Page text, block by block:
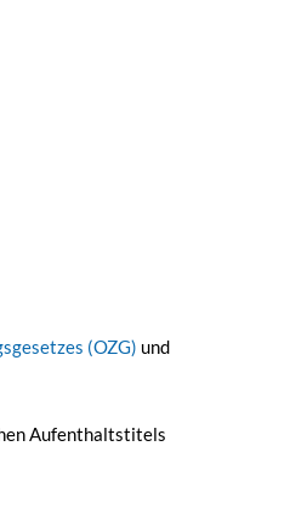
(OZG) und
Aufenthaltstitels